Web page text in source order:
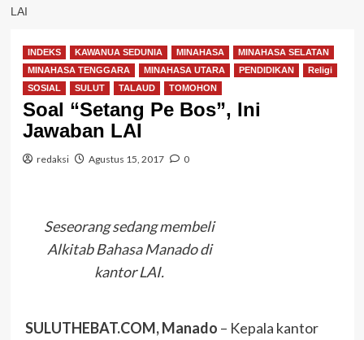
LAI
INDEKS KAWANUA SEDUNIA MINAHASA
MINAHASA SELATAN
MINAHASA TENGGARA
MINAHASA UTARA PENDIDIKAN
Religi
SOSIAL
SULUT TALAUD TOMOHON
Soal “Setang Pe Bos”, Ini
Jawaban LAI
redaksi Agustus 15, 2017 0
Seseorang sedang membeli
Alkitab Bahasa Manado di
kantor LAI.
SULUTHEBAT.COM, Manado – Kepala kantor